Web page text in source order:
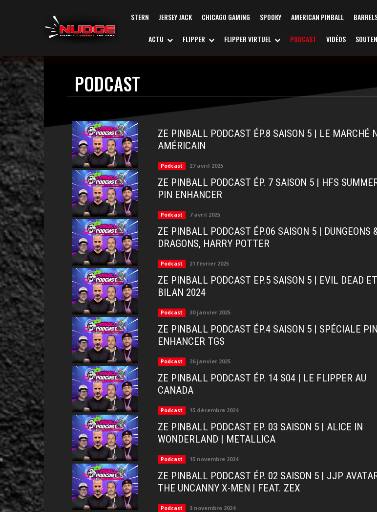
STERN JERSEY JACK CHICAGO GAMING SPOOKY AMERICAN PINBALL
ACTU FLIPPER FLIPPER VIRTUEL PODCAST VIDÉOS
PODCAST
ZE PINBALL PODCAST ÉP.8 SAISON 5 | LE MARCHÉ
AMÉRICAIN
Podcast 27 avril 2025
ZE PINBALL PODCAST ÉP. 7 SAISON 5 | HFS
PIN ENHANCER
Podcast 7 avril 2025
ZE PINBALL PODCAST ÉP.06 SAISON 5 | DUNGEONS
DRAGONS, HARRY POTTER
Podcast 21 février 2025
ZE PINBALL PODCAST EP.5 SAISON 5 | EVIL DEAD ET
BILAN 2024
Podcast 30 janvier 2025
ZE PINBALL PODCAST ÉP.4 SAISON 5 | SPÉCIALE PIN
ENHANCER TGS
Podcast 26 janvier 2025
ZE PINBALL PODCAST ÉP. 14 S04 | LE FLIPPER AU
CANADA
Podcast 15 décembre 2024
ZE PINBALL PODCAST EP. 03 SAISON 5 | ALICE IN
WONDERLAND | METALLICA
Podcast 15 novembre 2024
ZE PINBALL PODCAST ÉP. 02 SAISON 5 | JJP
THE UNCANNY X-MEN | FEAT. ZEX
Podcast 3 novembre 2024